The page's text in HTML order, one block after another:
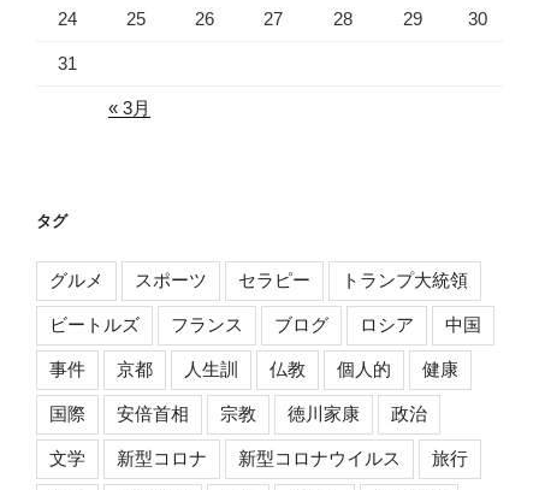
24 25 26 27 28 29 30
31
« 3月
タグ
グルメ スポーツ セラピー トランプ大統領
ビートルズ フランス ブログ ロシア 中国
事件 京都 人生訓 仏教 個人的 健康
国際 安倍首相 宗教 徳川家康 政治
文学 新型コロナ 新型コロナウイルス 旅行